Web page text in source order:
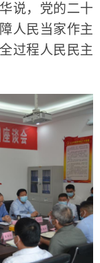
说，党的二十
人民当家作主
过程人民民主